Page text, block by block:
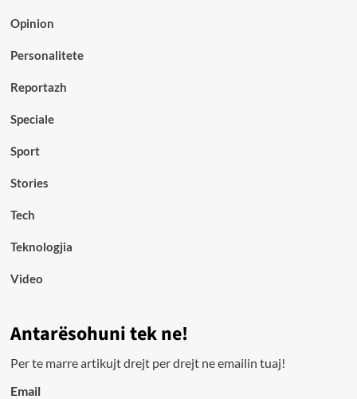
Opinion
Personalitete
Reportazh
Speciale
Sport
Stories
Tech
Teknologjia
Video
Antarësohuni tek ne!
Per te marre artikujt drejt per drejt ne emailin tuaj!
Email